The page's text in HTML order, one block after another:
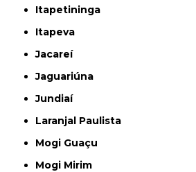
Itapetininga
Itapeva
Jacareí
Jaguariúna
Jundiaí
Laranjal Paulista
Mogi Guaçu
Mogi Mirim